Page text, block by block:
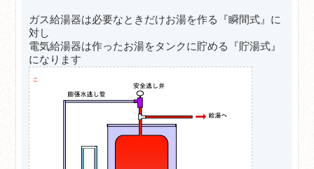
ガス給湯器は必要なときだけお湯を作る『瞬間式』に
対し
電気給湯器は作ったお湯をタンクに貯める『貯湯式』
になります